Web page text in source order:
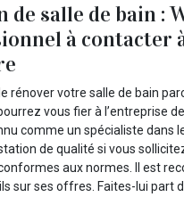
de salle de bain :
à contacter
rénover votre salle de bain
vous fier à l’entreprise
comme un spécialiste dans
de qualité si vous
aux normes. Il est
sur ses offres. Faites-lui part